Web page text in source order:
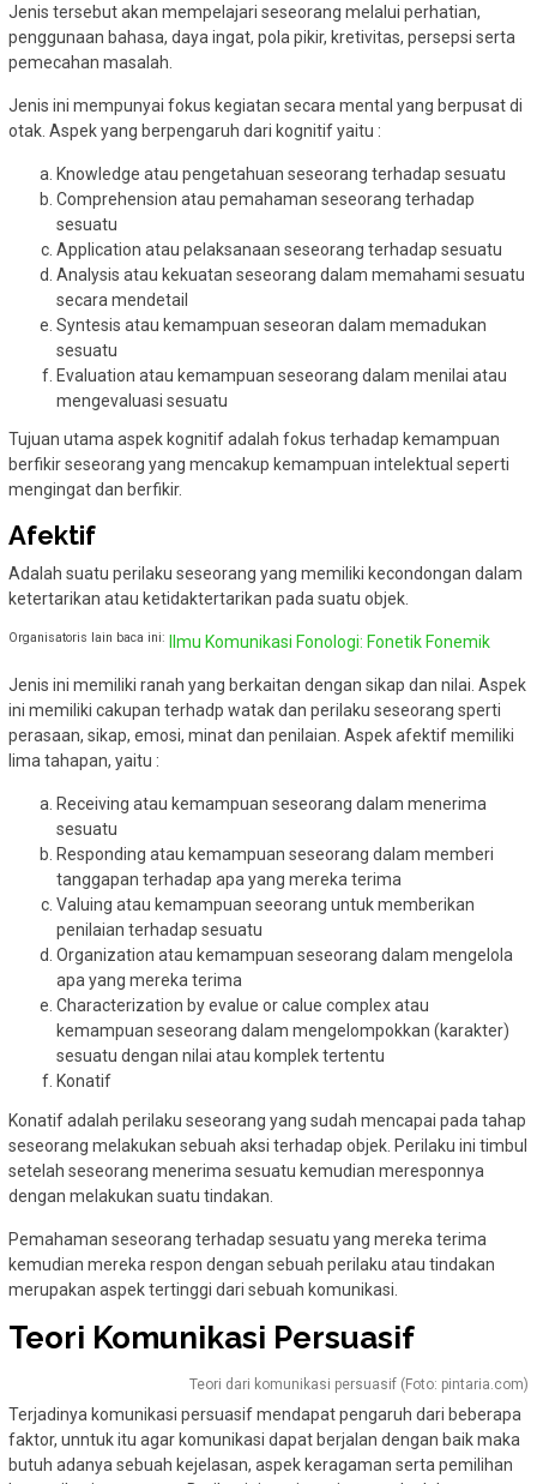
Jenis tersebut akan mempelajari seseorang melalui perhatian,
penggunaan bahasa, daya ingat, pola pikir, kretivitas, persepsi serta
pemecahan masalah.
Jenis ini mempunyai fokus kegiatan secara mental yang berpusat di
otak. Aspek yang berpengaruh dari kognitif yaitu :
Knowledge atau pengetahuan seseorang terhadap sesuatu
Comprehension atau pemahaman seseorang terhadap
sesuatu
Application atau pelaksanaan seseorang terhadap sesuatu
Analysis atau kekuatan seseorang dalam memahami sesuatu
secara mendetail
Syntesis atau kemampuan seseoran dalam memadukan
sesuatu
Evaluation atau kemampuan seseorang dalam menilai atau
mengevaluasi sesuatu
Tujuan utama aspek kognitif adalah fokus terhadap kemampuan
berfikir seseorang yang mencakup kemampuan intelektual seperti
mengingat dan berfikir.
Afektif
Adalah suatu perilaku seseorang yang memiliki kecondongan dalam
ketertarikan atau ketidaktertarikan pada suatu objek.
Organisatoris lain baca ini: Ilmu Komunikasi Fonologi: Fonetik Fonemik
Jenis ini memiliki ranah yang berkaitan dengan sikap dan nilai. Aspek
ini memiliki cakupan terhadp watak dan perilaku seseorang sperti
perasaan, sikap, emosi, minat dan penilaian. Aspek afektif memiliki
lima tahapan, yaitu :
Receiving atau kemampuan seseorang dalam menerima
sesuatu
Responding atau kemampuan seseorang dalam memberi
tanggapan terhadap apa yang mereka terima
Valuing atau kemampuan seeorang untuk memberikan
penilaian terhadap sesuatu
Organization atau kemampuan seseorang dalam mengelola
apa yang mereka terima
Characterization by evalue or calue complex atau
kemampuan seseorang dalam mengelompokkan (karakter)
sesuatu dengan nilai atau komplek tertentu
Konatif
Konatif adalah perilaku seseorang yang sudah mencapai pada tahap
seseorang melakukan sebuah aksi terhadap objek. Perilaku ini timbul
setelah seseorang menerima sesuatu kemudian meresponnya
dengan melakukan suatu tindakan.
Pemahaman seseorang terhadap sesuatu yang mereka terima
kemudian mereka respon dengan sebuah perilaku atau tindakan
merupakan aspek tertinggi dari sebuah komunikasi.
Teori Komunikasi Persuasif
Teori dari komunikasi persuasif (Foto: pintaria.com)
Terjadinya komunikasi persuasif mendapat pengaruh dari beberapa
faktor, unntuk itu agar komunikasi dapat berjalan dengan baik maka
butuh adanya sebuah kejelasan, aspek keragaman serta pemilihan